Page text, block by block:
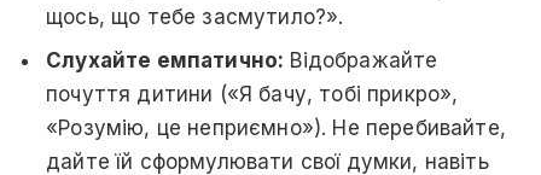
щось, що тебе засмутило?».
Слухайте емпатично: Відображайте
почуття дитини («Я бачу, тобі прикро»,
«Розумію, це неприємно»). Не перебивайте,
дайте їй сформулювати свої думки, навіть